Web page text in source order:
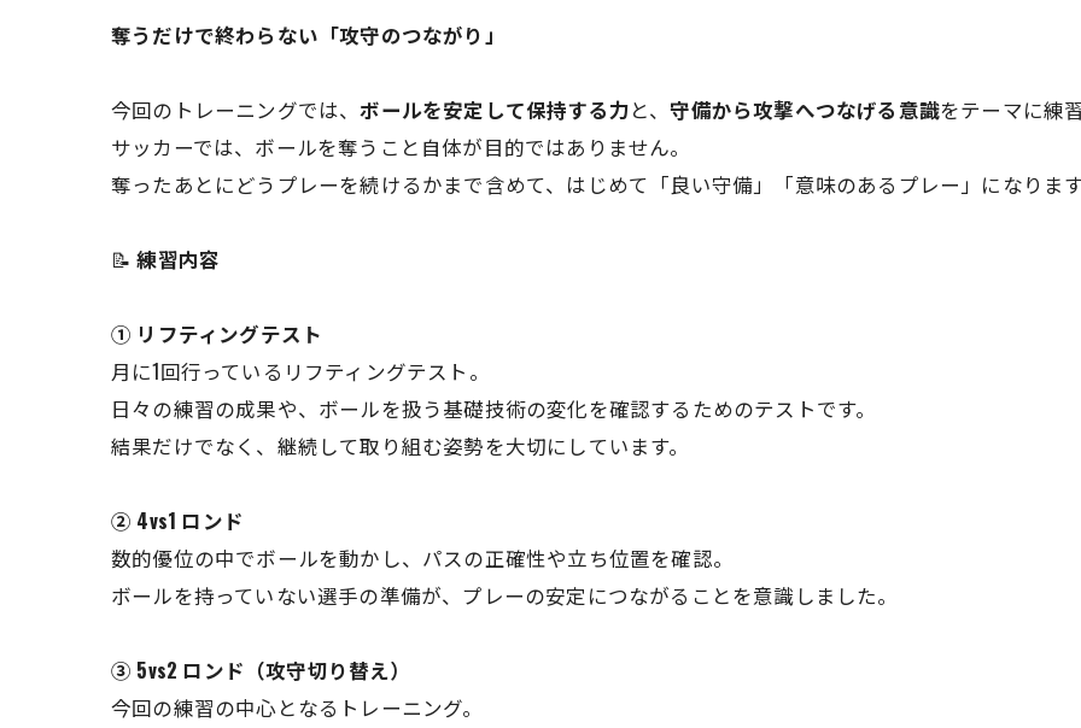
奪うだけで終わらない「攻守のつながり」
今回のトレーニングでは、ボールを安定して保持する力と、守備から攻撃へつなげる意識をテーマに練
サッカーでは、ボールを奪うこと自体が目的ではありません。
奪ったあとにどうプレーを続けるかまで含めて、はじめて「良い守備」「意味のあるプレー」になりま
📝 練習内容
① リフティングテスト
月に1回行っているリフティングテスト。
日々の練習の成果や、ボールを扱う基礎技術の変化を確認するためのテストです。
結果だけでなく、継続して取り組む姿勢を大切にしています。
② 4vs1 ロンド
数的優位の中でボールを動かし、パスの正確性や立ち位置を確認。
ボールを持っていない選手の準備が、プレーの安定につながることを意識しました。
③ 5vs2 ロンド（攻守切り替え）
今回の練習の中心となるトレーニング。